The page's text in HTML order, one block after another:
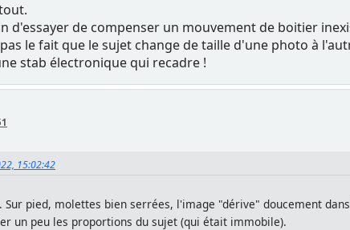
d'essayer de compenser un mouvement de boitier
le fait que le sujet change de taille d'une photo à
stab électronique qui recadre !
15:02:42
Sur pied, molettes bien serrées, l'image "dérive" doucement
un peu les proportions du sujet (qui était immobile).